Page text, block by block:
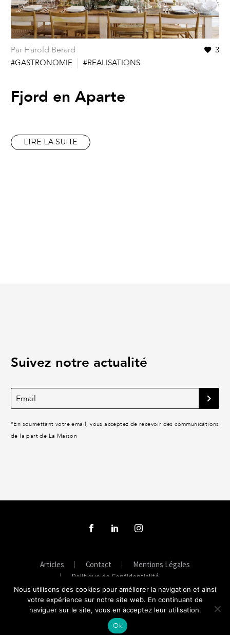
3
Par Harold Berard
#GASTRONOMIE #REALISATIONS
Fjord en Aparte
LIRE LA SUITE
Suivez notre actualité
*En soumettant votre email, vous acceptez de recevoir des communications
de la part de La Maison
Articles Contact
Mentions Légales
Politique de Confidentialité
© La Maison - Creative Direction
Nous utilisons des cookies pour améliorer la navigation et ainsi
votre expérience sur notre site web. En continuant de
naviguer sur le site, vous en acceptez leur utilisation.
Ok